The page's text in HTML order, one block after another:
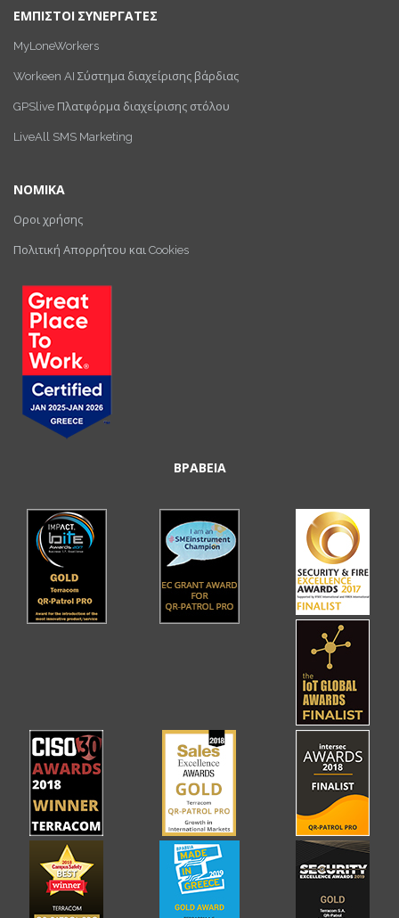
ΕΜΠΙΣΤΟΙ ΣΥΝΕΡΓΑΤΕΣ
MyLoneWorkers
Workeen AI Σύστημα διαχείρισης βάρδιας
GPSlive Πλατφόρμα διαχείρισης στόλου
LiveAll SMS Marketing
ΝΟΜΙΚΑ
Οροι χρήσης
Πολιτική Απορρήτου και Cookies
ΒΡΑΒΕΙΑ